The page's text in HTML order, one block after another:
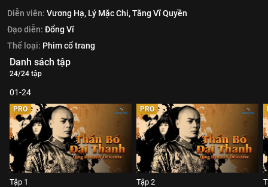
Diễn viên: Vương Hạ, Lý Mặc Chi,Tăng Vĩ Quyền
Đạo diễn: Đổng Vĩ
Thể loại: Phim cổ trang
Danh sách tập
24/24 tập
01-24
PRO
Tập 1
PRO
Tập 2